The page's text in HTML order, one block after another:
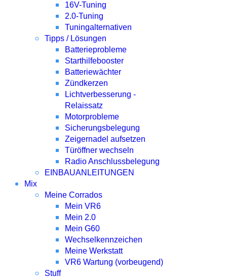
16V-Tuning
2.0-Tuning
Tuningalternativen
Tipps / Lösungen
Batterieprobleme
Starthilfebooster
Batteriewächter
Zündkerzen
Lichtverbesserung -
Relaissatz
Motorprobleme
Sicherungsbelegung
Zeigernadel aufsetzen
Türöffner wechseln
Radio Anschlussbelegung
EINBAUANLEITUNGEN
Mix
Meine Corrados
Mein VR6
Mein 2.0
Mein G60
Wechselkennzeichen
Meine Werkstatt
VR6 Wartung (vorbeugend)
Stuff